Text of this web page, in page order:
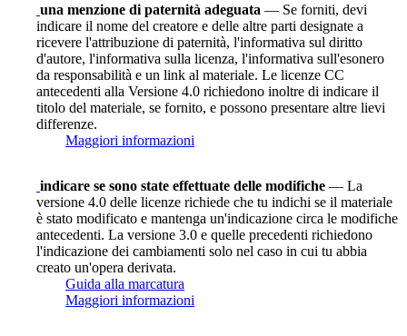
una menzione di paternità adeguata — Se forniti, devi
indicare il nome del creatore e delle altre parti designate a
ricevere l'attribuzione di paternità, l'informativa sul diritto
d'autore, l'informativa sulla licenza, l'informativa sull'esonero
da responsabilità e un link al materiale. Le licenze CC
antecedenti alla Versione 4.0 richiedono inoltre di indicare il
titolo del materiale, se fornito, e possono presentare altre lievi
differenze.
Maggiori informazioni
indicare se sono state effettuate delle modifiche — La
versione 4.0 delle licenze richiede che tu indichi se il materiale
è stato modificato e mantenga un'indicazione circa le modifiche
antecedenti. La versione 3.0 e quelle precedenti richiedono
l'indicazione dei cambiamenti solo nel caso in cui tu abbia
creato un'opera derivata.
Guida alla marcatura
Maggiori informazioni